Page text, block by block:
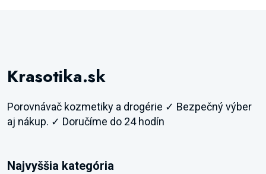
Krasotika.sk
Porovnávač kozmetiky a drogérie ✓ Bezpečný výber
aj nákup. ✓ Doručíme do 24 hodín
Najvyššia kategória